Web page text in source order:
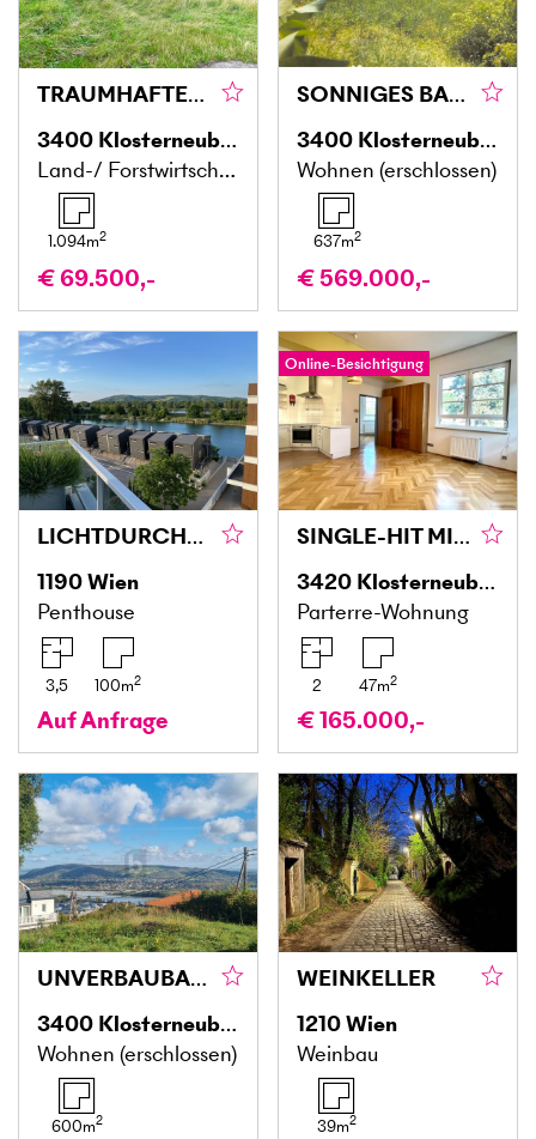
TRAUMHAFTES GRÜNLAND
3400 Klosterneuburg
Land-/ Forstwirtschaft
1.094m2
€ 69.500,-
SONNIGES BAUGRUNDSTÜCK IN SÜDLAGE AM ÖLBERG MIT FERNBLICK
3400 Klosterneuburg
Wohnen (erschlossen)
637m2
€ 569.000,-
LICHTDURCHFLUTETER WOHNJUWEL MIT BADESTRAND
1190Wien
Penthouse
3,5 100m2
Auf Anfrage
Online-Besichtigung
SINGLE-HIT MIT PERFEKTER VERKEHRSANBINDUNG
3420 Klosterneuburg
Parterre-Wohnung
2 47m2
€ 165.000,-
UNVERBAUBARER BLICK AUF DIE DONAU UND DAS STIFT!
3400 Klosterneuburg
Wohnen (erschlossen)
600m2
WEINKELLER
1210Wien
Weinbau
39m2